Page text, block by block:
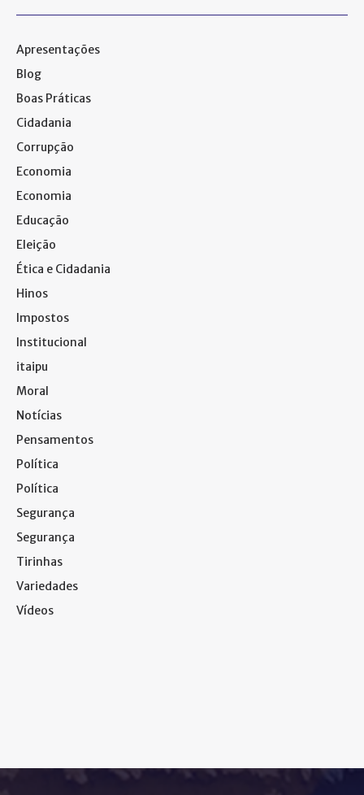
Apresentações
Blog
Boas Práticas
Cidadania
Corrupção
Economia
Economia
Educação
Eleição
Ética e Cidadania
Hinos
Impostos
Institucional
itaipu
Moral
Notícias
Pensamentos
Política
Política
Segurança
Segurança
Tirinhas
Variedades
Vídeos